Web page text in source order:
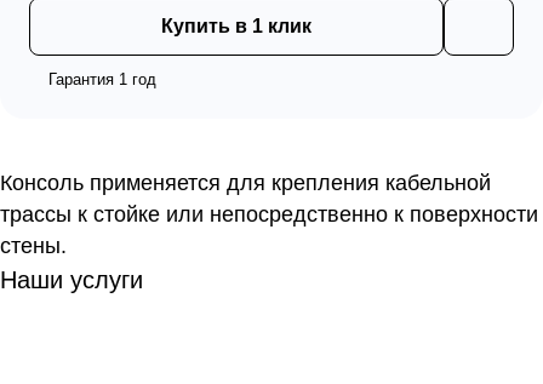
Купить в 1 клик
Гарантия 1 год
Консоль применяется для крепления кабельной
трассы к стойке или непосредственно к поверхности
стены.
Наши услуги